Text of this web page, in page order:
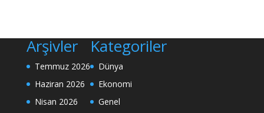
Arşivler
Temmuz 2026
Haziran 2026
Nisan 2026
Kategoriler
Dünya
Ekonomi
Genel